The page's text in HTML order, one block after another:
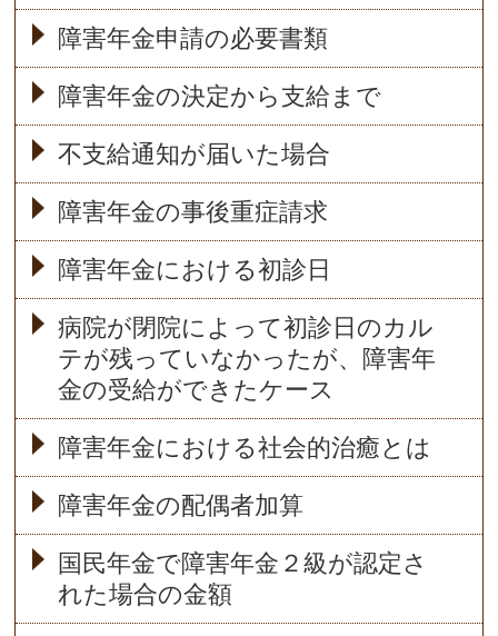
障害年金申請の必要書類
障害年金の決定から支給まで
不支給通知が届いた場合
障害年金の事後重症請求
障害年金における初診日
病院が閉院によって初診日のカル
テが残っていなかったが、障害年
金の受給ができたケース
障害年金における社会的治癒とは
障害年金の配偶者加算
国民年金で障害年金２級が認定さ
れた場合の金額